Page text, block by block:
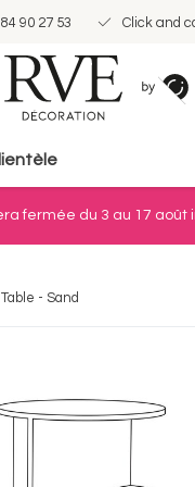
90 27 53 Click and
fermée du 3 au 17 août
- Sand